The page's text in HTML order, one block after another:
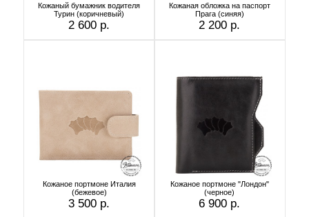
Кожаный бумажник водителя
Турин (коричневый)
2 600 р.
Кожаная обложка на паспорт
Прага (синяя)
2 200 р.
Кожаное портмоне Италия
(бежевое)
3 500 р.
Кожаное портмоне "Лондон"
(черное)
6 900 р.